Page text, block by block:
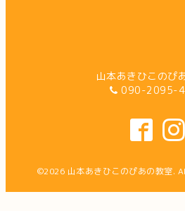
山本あきひこのぴ
090-2095-
©2026 山本あきひこのぴあの教室.